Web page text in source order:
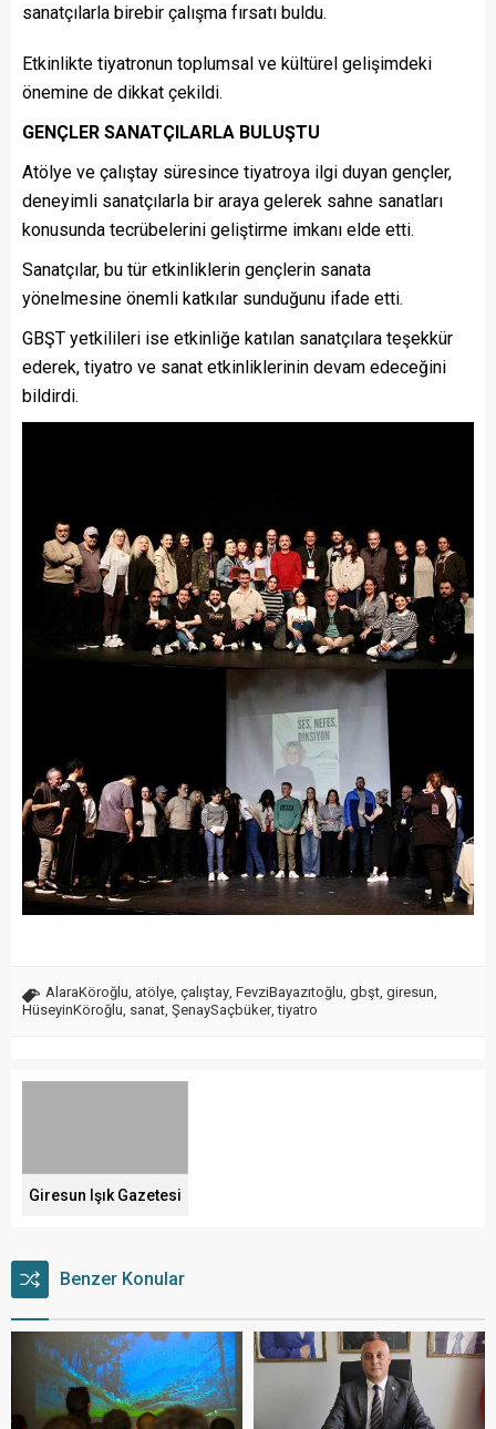
sanatçılarla birebir çalışma fırsatı buldu.
Etkinlikte tiyatronun toplumsal ve kültürel gelişimdeki
önemine de dikkat çekildi.
GENÇLER SANATÇILARLA BULUŞTU
Atölye ve çalıştay süresince tiyatroya ilgi duyan gençler,
deneyimli sanatçılarla bir araya gelerek sahne sanatları
konusunda tecrübelerini geliştirme imkanı elde etti.
Sanatçılar, bu tür etkinliklerin gençlerin sanata
yönelmesine önemli katkılar sunduğunu ifade etti.
GBŞT yetkilileri ise etkinliğe katılan sanatçılara teşekkür
ederek, tiyatro ve sanat etkinliklerinin devam edeceğini
bildirdi.
AlaraKöroğlu, atölye, çalıştay, FevziBayazıtoğlu, gbşt, giresun,
HüseyinKöroğlu, sanat, ŞenaySaçbüker,tiyatro
Giresun Işık Gazetesi
Benzer Konular